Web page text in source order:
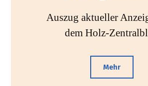
Auszug aktueller
dem Holz-
Mehr